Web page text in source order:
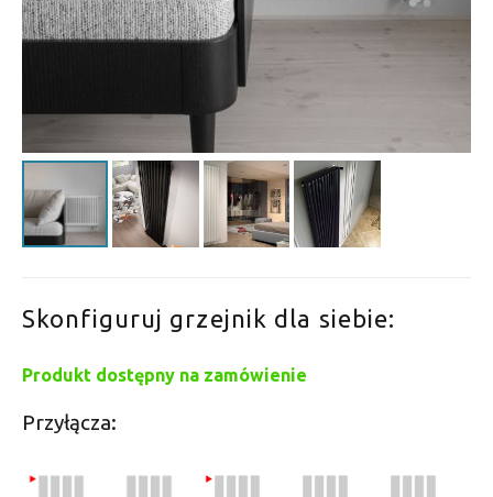
Skonfiguruj grzejnik dla siebie:
Produkt dostępny na zamówienie
Przyłącza: